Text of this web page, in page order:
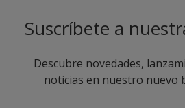
Suscríbete a
Descubre novedades,
noticias en nuestro nuevo